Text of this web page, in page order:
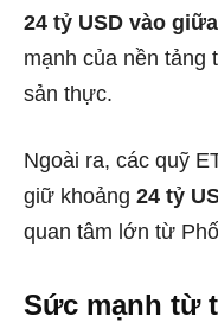
24 tỷ USD vào
mạnh của nền tảng
sản thực.
Ngoài ra, các quỹ
giữ khoảng 24 tỷ
quan tâm lớn từ
Sức mạnh từ